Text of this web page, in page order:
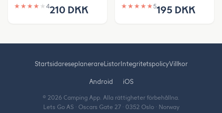
★ ★ ★ ★ ★ 4210 DKK ★ ★ ★ ★ ★5195 DKK
StartsidareseplanerareListorIntegritetspolicyVillkor
Android iOS
© 2026 Camping App. Alla rättigheter förbehållna.
Lets Go AS · Oscars Gate 27 · 0352 Oslo · Norway